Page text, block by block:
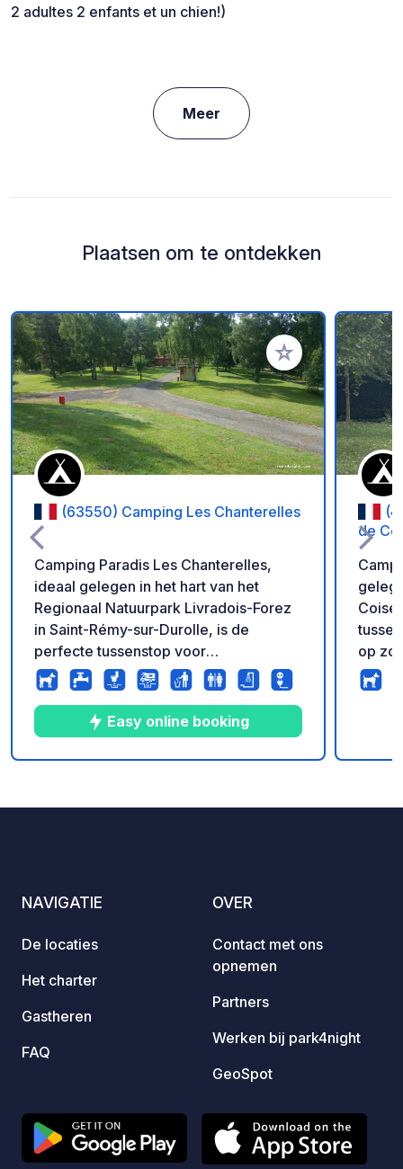
2 adultes 2 enfants et un chien!)
Meer
Plaatsen om te ontdekken
Voeg toe aan je
(63550) Camping Les Chanterelles
Camping Paradis Les Chanterelles,
ideaal gelegen in het hart van het
Regionaal Natuurpark Livradois-Forez
in Saint-Rémy-sur-Durolle, is de
perfecte tussenstop voor
kampeerbusjes en campers die op
zoek zijn naar de buitenlucht en rust.
De camping ligt in een rustgevende
bosrijke omgeving en biedt
tegelijkertijd directe toegang tot het
Easy online booking
de
Coise
op
de
NAVIGATIE
De locaties
Het charter
Gastheren
FAQ
OVER
Contact met ons
opnemen
Partners
Werken bij park4night
GeoSpot